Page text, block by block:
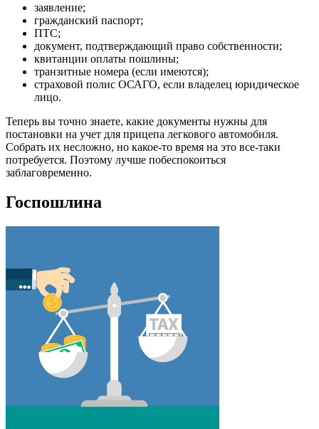
заявление;
гражданский паспорт;
ПТС;
документ, подтверждающий право собственности;
квитанции оплаты пошлины;
транзитные номера (если имеются);
страховой полис ОСАГО, если владелец юридическое
лицо.
Теперь вы точно знаете, какие документы нужны для
постановки на учет для прицепа легкового автомобиля.
Собрать их несложно, но какое-то время на это все-таки
потребуется. Поэтому лучше побеспокоиться
заблаговременно.
Госпошлина